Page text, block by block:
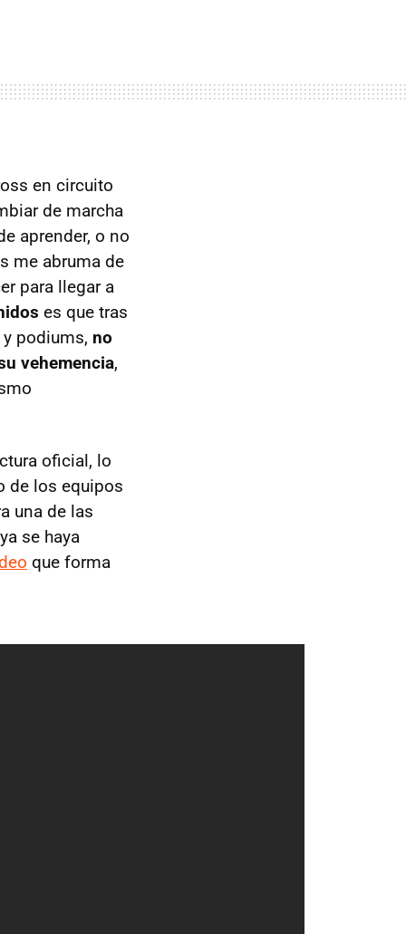
en circuito
de marcha
aprender, o no
me abruma de
para llegar a
es que tras
podiums, no
vehemencia,
oficial, lo
de los equipos
una de las
se haya
que forma